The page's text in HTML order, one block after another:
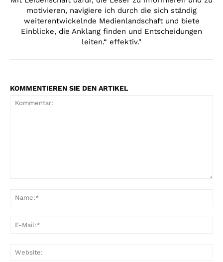
motivieren, navigiere ich durch die sich ständig
weiterentwickelnde Medienlandschaft und biete
Einblicke, die Anklang finden und Entscheidungen
leiten.“ effektiv."
KOMMENTIEREN SIE DEN ARTIKEL